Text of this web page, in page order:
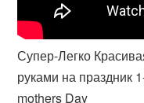
Супер-Легко
руками на праздник
mothers Day